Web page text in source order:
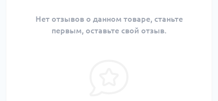
Нет отзывов о данном товаре, станьте
первым, оставьте свой отзыв.